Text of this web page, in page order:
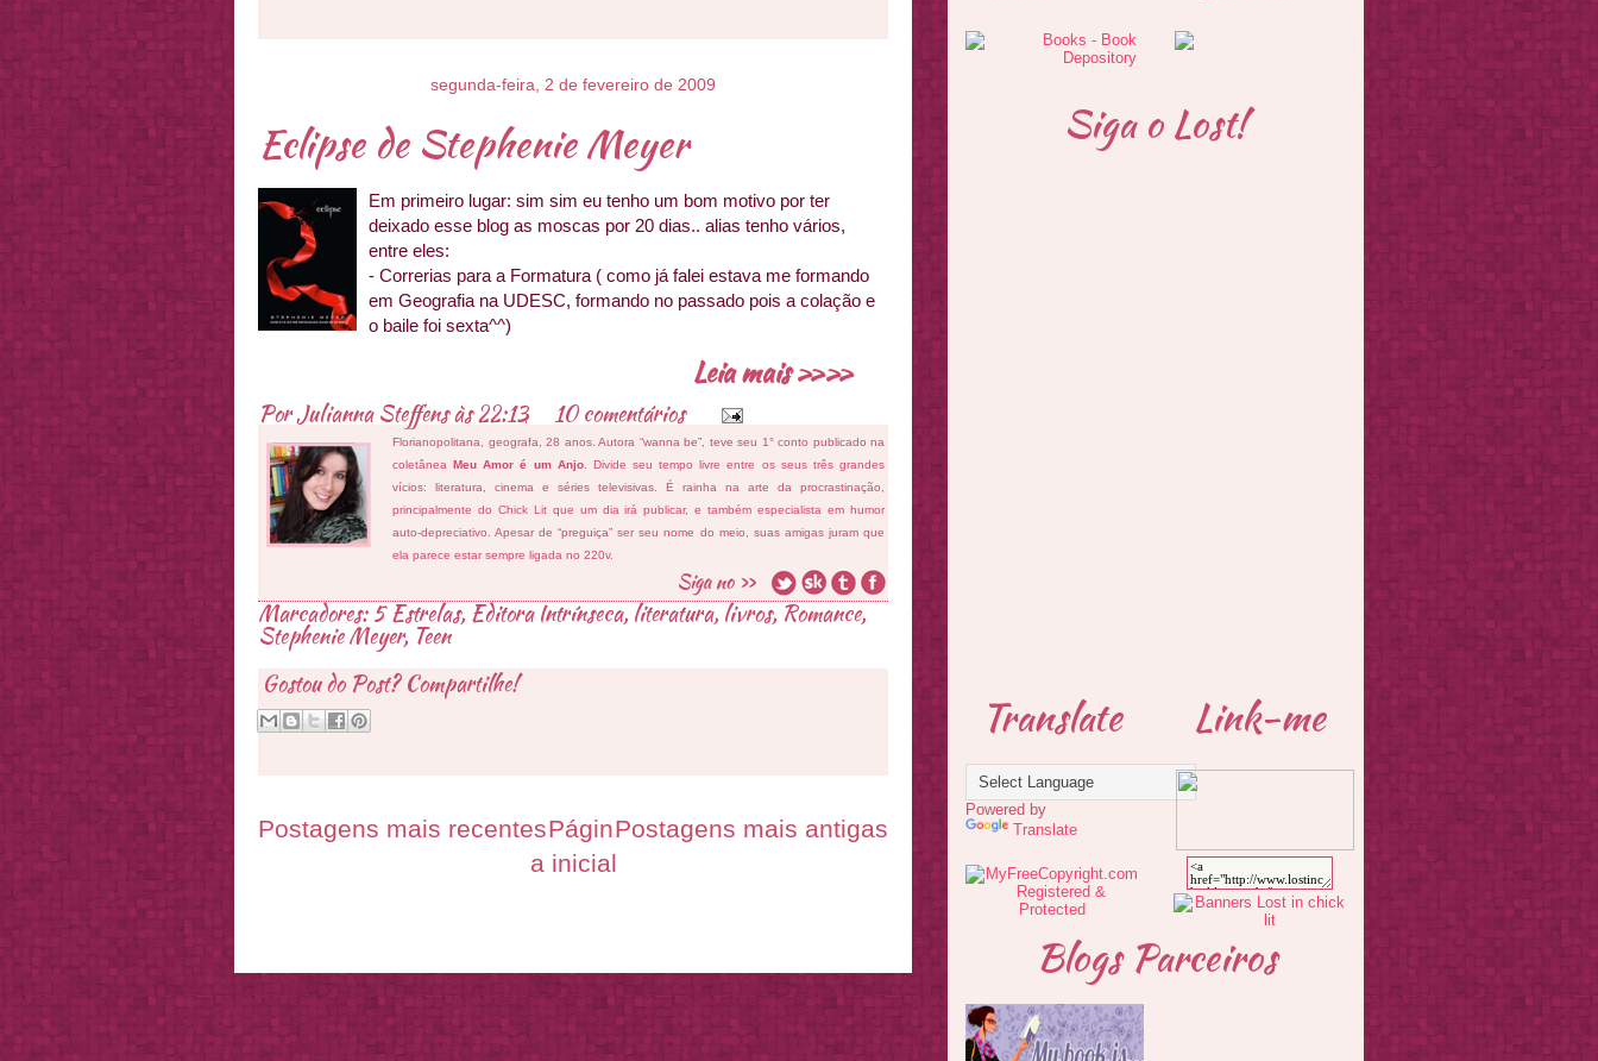
segunda-feira, 2 de fevereiro de 2009
Eclipse de Stephenie Meyer
Em primeiro lugar: sim sim eu tenho um bom motivo por ter
deixado esse blog as moscas por 20 dias.. alias tenho vários,
entre eles:
- Correrias para a Formatura ( como já falei estava me formando
em Geografia na UDESC, formando no passado pois a colação e
o baile foi sexta^^)
Leia mais »»
PorJulianna Steffensàs22:13 10 comentários
Florianopolitana, geografa, 28 anos. Autora “wanna be”, teve seu 1° conto publicado na
coletâneaMeu Amor é um Anjo. Divide seu tempo livre entre os seus três grandes
vícios: literatura, cinema e séries televisivas. É rainha na arte da procrastinação,
principalmente do Chick Lit que um dia irá publicar, e também especialista em humor
auto-depreciativo. Apesar de “preguiça” ser seu nome do meio, suas amigas juram que
ela parece estar sempre ligada no 220v.
Marcadores:5 Estrelas,Editora Intrínseca,literatura,livros, Romance,
Stephenie Meyer, Teen
Gostou do Post? Compartilhe!
Postagens mais recentes Postagens mais antigas
Págin
a inicial
Siga o Lost!
Translate
Powered by
Translate
Link-me
Blogs Parceiros